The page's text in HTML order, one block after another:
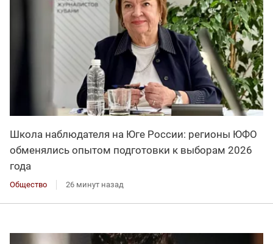
Школа наблюдателя на Юге России: регионы ЮФО
обменялись опытом подготовки к выборам 2026
года
Общество 26 минут назад